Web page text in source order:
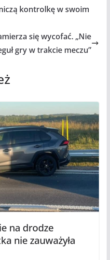
kontrolkę w swoim
się wycofać. „Nie
gry w trakcie meczu”
na drodze
nie zauważyła